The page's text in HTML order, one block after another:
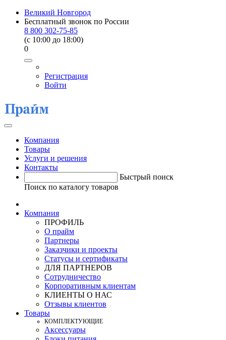
Великий Новгород
Бесплатный звонок по России
8 800 302-75-85
(c 10:00 до 18:00)
0
Регистрация
Войти
Компания
Товары
Услуги и решения
Контакты
Быстрый поиск
Поиск по каталогу товаров
Компания
ПРОФИЛЬ
О прайм
Партнеры
Заказчики и проекты
Статусы и сертификаты
ДЛЯ ПАРТНЕРОВ
Сотрудничество
Корпоративным клиентам
КЛИЕНТЫ О НАС
Отзывы клиентов
Товары
КOМПЛЕКТУЮЩИЕ
Аксессуары